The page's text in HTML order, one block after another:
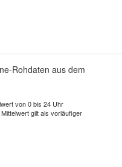
Rohdaten aus dem
von 0 bis 24 Uhr
gilt als vorläufiger